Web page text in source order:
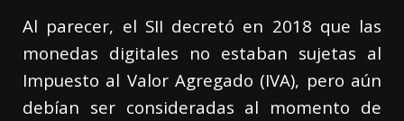
Al parecer, el SII decretó en 2018 que las
monedas digitales no estaban sujetas al
Impuesto al Valor Agregado (IVA), pero aún
debían ser consideradas al momento de